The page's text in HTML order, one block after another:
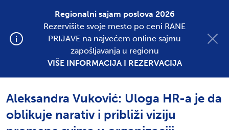
Regionalni sajam poslova 2026
Rezervišite svoje mesto po ceni RANE
PRIJAVE na najvećem online sajmu
zapošljavanja u regionu
VIŠE INFORMACIJA I REZERVACIJA
Postavite oglas
Aleksandra Vuković: Uloga HR-a je da
oblikuje narativ i približi viziju